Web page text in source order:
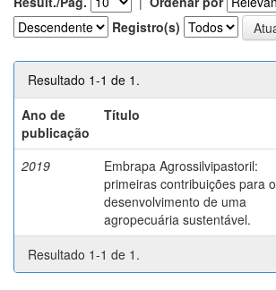
Registro(s)
Resultado 1-1 de 1.
Ano de
publicação
Título
2019
Embrapa Agrossilvipastoril:
primeiras contribuições para o
desenvolvimento de uma
agropecuária sustentável.
Resultado 1-1 de 1.